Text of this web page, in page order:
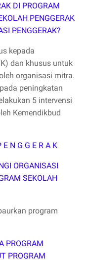
DI PROGRAM
PENGGERAK
PENGGERAK?
kepada
dan khusus untuk
organisasi mitra.
peningkatan
5 intervensi
Kemendikbud
N G G E R A K
ORGANISASI
SEKOLAH
program
PROGRAM
PROGRAM